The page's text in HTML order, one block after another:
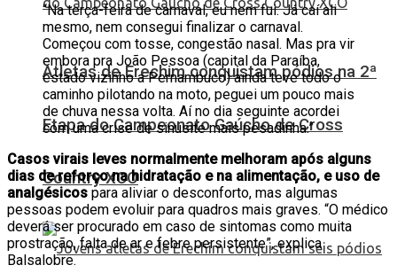
Atletas de Erechim conquistam pódios na 2ª
Etapa do Campeonato Gaúcho de Cross
Country XCO
“Na terça-feira de carnaval, eu nem fui. Já caí ali
mesmo, nem consegui finalizar o carnaval.
Começou com tosse, congestão nasal. Mas pra vir
embora pra João Pessoa (capital da Paraíba,
estado vizinho a Pernambuco) ainda teve todo o
caminho pilotando na moto, peguei um pouco mais
de chuva nessa volta. Aí no dia seguinte acordei
com uma crise de sinusite mais pesadinha.”
Casos virais leves normalmente melhoram após alguns
dias de reforço na hidratação e na alimentação, e uso de
analgésicos para aliviar o desconforto, mas algumas
pessoas podem evoluir para quadros mais graves. “O médico
deverá ser procurado em caso de sintomas como muita
prostração, falta de ar e febre persistente”, explica
Balsalobre.